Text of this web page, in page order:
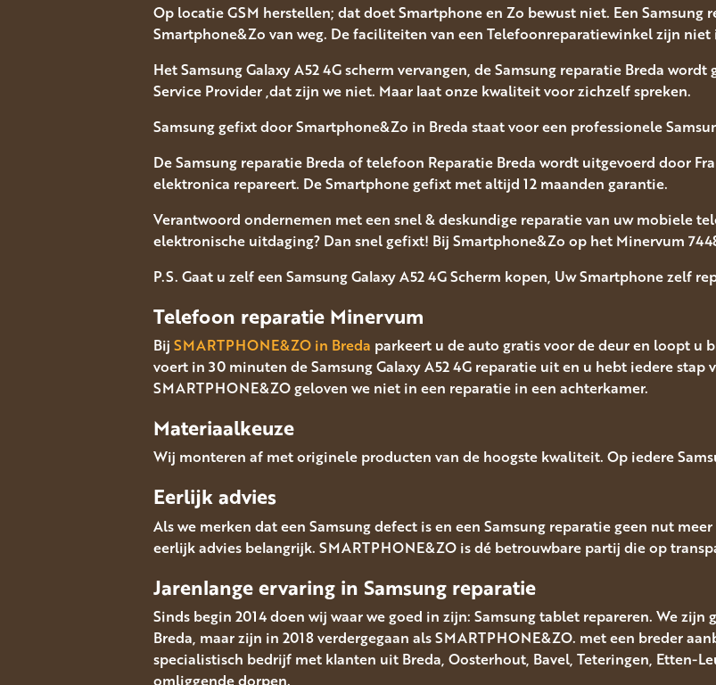
Op locatie GSM herstellen; dat doet Smartphone en Zo bewust niet. Een
Smartphone&Zo van weg. De faciliteiten van een Telefoonreparatiewinkel zijn
Het Samsung Galaxy A52 4G scherm vervangen, de Samsung reparatie Breda
Service Provider ,dat zijn we niet. Maar laat onze kwaliteit voor zichzelf spreken.
Samsung gefixt door Smartphone&Zo in Breda staat voor een professionele
De Samsung reparatie Breda of telefoon Reparatie Breda wordt uitgevoerd door
elektronica repareert. De Smartphone gefixt met altijd 12 maanden garantie.
Verantwoord ondernemen met een snel & deskundige reparatie van uw mobiele
elektronische uitdaging? Dan snel gefixt! Bij Smartphone&Zo op het Minervum
P.S. Gaat u zelf een Samsung Galaxy A52 4G Scherm kopen, Uw Smartphone zelf
Telefoon reparatie Minervum
Bij SMARTPHONE&ZO in Breda parkeert u de auto gratis voor de deur en loopt u
voert in 30 minuten de Samsung Galaxy A52 4G reparatie uit en u hebt iedere stap
SMARTPHONE&ZO geloven we niet in een reparatie in een achterkamer.
Materiaalkeuze
Wij monteren af met originele producten van de hoogste kwaliteit. Op iedere
Eerlijk advies
Als we merken dat een Samsung defect is en een Samsung reparatie geen nut
eerlijk advies belangrijk. SMARTPHONE&ZO is dé betrouwbare partij die op
Jarenlange ervaring in Samsung reparatie
Sinds begin 2014 doen wij waar we goed in zijn: Samsung tablet repareren. We
Breda, maar zijn in 2018 verdergegaan als SMARTPHONE&ZO. met een breder
specialistisch bedrijf met klanten uit Breda, Oosterhout, Bavel, Teteringen, Etten-